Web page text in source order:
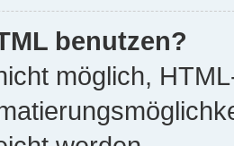
benutzen?
möglich,